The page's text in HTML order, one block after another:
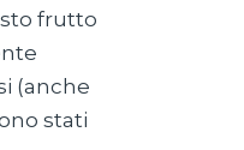
frutto
(anche
stati